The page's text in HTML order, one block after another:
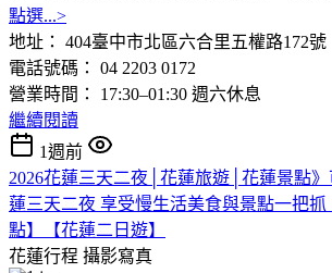
點選...>
地址： 404臺中市北區六合里五權路172號
電話號碼： 04 2203 0172
營業時間： 17:30–01:30 週六休息
繼續閱讀
1週前
2026花蓮三天二夜│花蓮旅遊│花蓮景點
蓮三天二夜 享受慢生活美食與景點一把抓
點】【花蓮二日遊】
花蓮行程 攝影寫真